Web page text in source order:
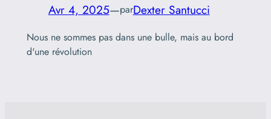
Avr 4, 2025—parDexter Santucci
Nous ne sommes pas dans une bulle, mais au bord
d'une révolution